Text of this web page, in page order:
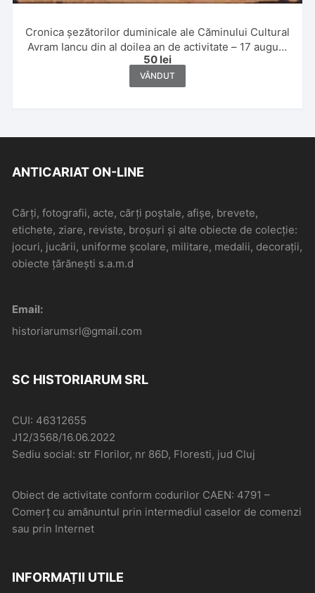
Cronica șezătorilor duminicale ale Căminului Cultural
Avram Iancu din al doilea an de activitate – 17 august
1942 – 17 august 1943 de Ion Groșanu, fără an
50 lei
VÂNDUT
ANTICARIAT ON-LINE
Cărți, fotografii, acte, cărți poștale, afișe, brevete,
etichete, ziare, reviste, broșuri și alte obiecte de colecție:
jocuri, jucării, uniforme școlare, militare, medalii, decorații,
obiecte țărănești s.a.m.d
Email:
historiarumsrl@gmail.com
SC HISTORIARUM SRL
CUI: 46312655
J12/3568/16.06.2022
Sediu social: str Florilor, nr 86D, Floresti, jud Cluj
Obiect de activitate conform codurilor CAEN: 4791 –
Comerţ cu amănuntul prin intermediul caselor de comenzi
sau prin Internet
INFORMAȚII UTILE